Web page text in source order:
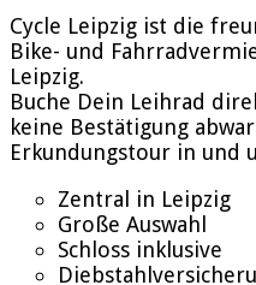
Cycle Leipzig ist die
Bike- und
Leipzig.
Buche Dein Leihrad
keine Bestätigung
Erkundungstour in und
Zentral in Leipzig
Große Auswahl
Schloss inklusive